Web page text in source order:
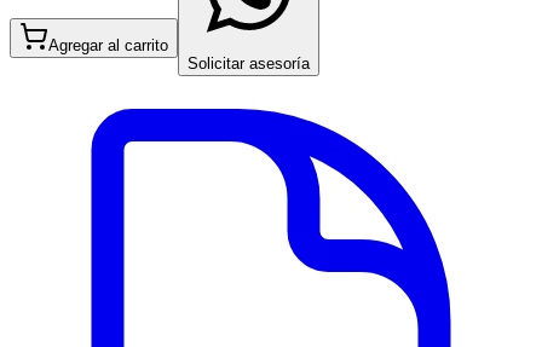
Agregar al carrito
Solicitar asesoría